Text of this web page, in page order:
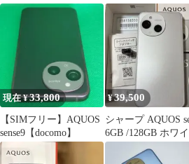
現在 ¥33,800
【SIMフリー】AQUOS
sense9【docomo】
¥39,500
シャープ AQUOS
6GB /128GB ホ
simフリー